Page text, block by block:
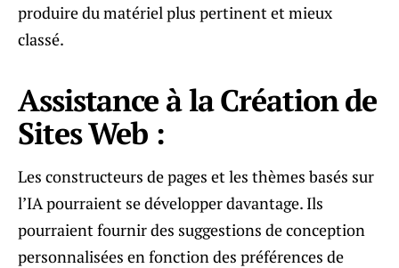
produire du matériel plus pertinent et mieux
classé.
Assistance à la Création de
Sites Web :
Les constructeurs de pages et les thèmes basés sur
l’IA pourraient se développer davantage. Ils
pourraient fournir des suggestions de conception
personnalisées en fonction des préférences de